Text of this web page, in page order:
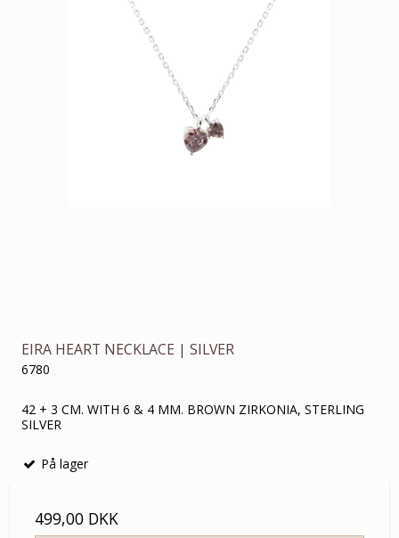
EIRA HEART NECKLACE | SILVER
6780
42 + 3 CM. WITH 6 & 4 MM. BROWN ZIRKONIA, STERLING
SILVER
På lager
499,00 DKK